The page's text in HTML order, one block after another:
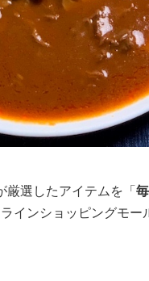
厳選したアイテムを「
インショッピングモー